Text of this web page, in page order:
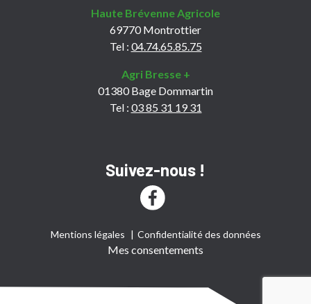
Haute Brévenne Agricole
69770 Montrottier
Tel : 04.74.65.85.75
Agri Bresse +
01380 Bage Dommartin
Tel : 03 85 31 19 31
Suivez-nous !
Mentions légales Confidentialité des données
Mes consentements